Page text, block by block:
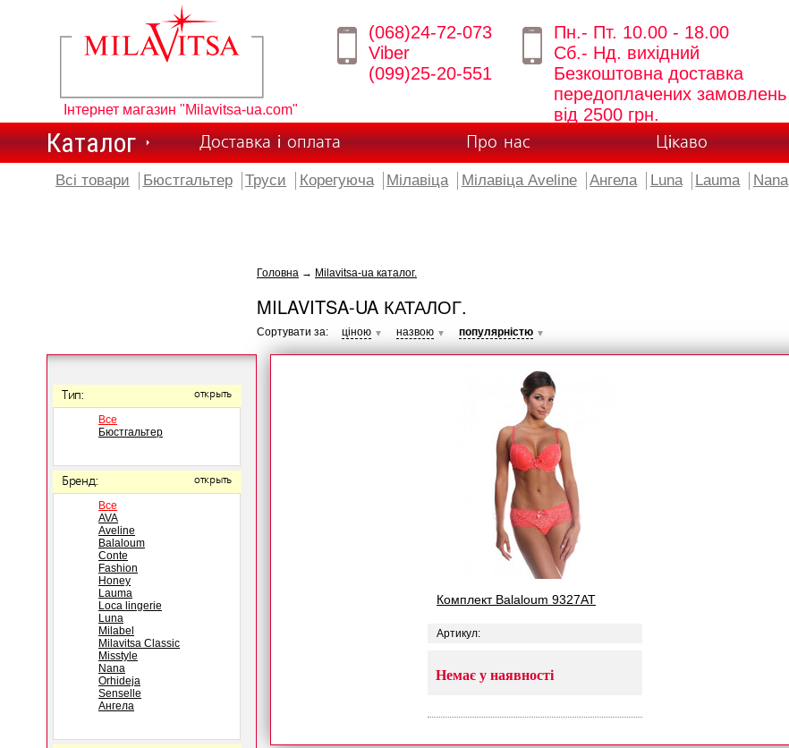
Інтернет магазин "Milavitsa-ua.com"
(068)24-72-073
Viber
(099)25-20-551
Пн.- Пт. 10.00 - 18.00
Сб.- Нд. вихідний
Безкоштовна доставка
передоплачених замовлень
від 2500 грн.
Каталог Доставка і оплата Про нас Цікаво
Всі товари Бюстгальтер Труси Корегуюча Мілавіца Мілавіца Aveline Ангела Luna Lauma Nana
Тип: открыть
Все
Бюстгальтер
Бренд: открыть
Все
AVA
Aveline
Balaloum
Conte
Fashion
Honey
Lauma
Loca lingerie
Luna
Milabel
Milavitsa Classic
Misstyle
Nana
Orhideja
Senselle
Ангела
Головна → Milavitsa-ua каталог.
MILAVITSA-UA КАТАЛОГ.
Сортувати за: ціною ▼ назвою ▼ популярністю ▼
Комплект Balaloum 9327AT
Артикул:
Немає у наявності